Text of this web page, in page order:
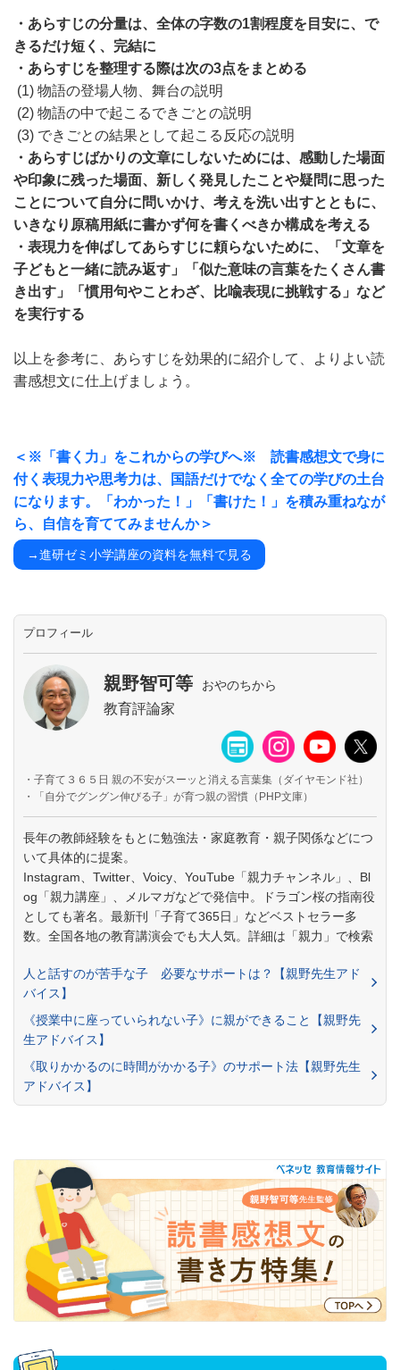
・あらすじの分量は、全体の字数の1割程度を目安に、で
きるだけ短く、完結に
・あらすじを整理する際は次の3点をまとめる
(1) 物語の登場人物、舞台の説明
(2) 物語の中で起こるできごとの説明
(3) できごとの結果として起こる反応の説明
・あらすじばかりの文章にしないためには、感動した場面
や印象に残った場面、新しく発見したことや疑問に思った
ことについて自分に問いかけ、考えを洗い出すとともに、
いきなり原稿用紙に書かず何を書くべきか構成を考える
・表現力を伸ばしてあらすじに頼らないために、「文章を
子どもと一緒に読み返す」「似た意味の言葉をたくさん書
き出す」「慣用句やことわざ、比喩表現に挑戦する」など
を実行する
以上を参考に、あらすじを効果的に紹介して、よりよい読
書感想文に仕上げましょう。
＜※「書く力」をこれからの学びへ※ 読書感想文で身に
付く表現力や思考力は、国語だけでなく全ての学びの土台
になります。「わかった！」「書けた！」を積み重ねなが
ら、自信を育ててみませんか＞
→進研ゼミ小学講座の資料を無料で見る
プロフィール
親野智可等 おやのちから
教育評論家
・子育て３６５日 親の不安がスーッと消える言葉集（ダイヤモンド社）
・「自分でグングン伸びる子」が育つ親の習慣（PHP文庫）
長年の教師経験をもとに勉強法・家庭教育・親子関係などにつ
いて具体的に提案。
Instagram、Twitter、Voicy、YouTube「親力チャンネル」、Bl
og「親力講座」、メルマガなどで発信中。ドラゴン桜の指南役
としても著名。最新刊「子育て365日」などベストセラー多
数。全国各地の教育講演会でも大人気。詳細は「親力」で検索
人と話すのが苦手な子 必要なサポートは？【親野先生アド
バイス】
《授業中に座っていられない子》に親ができること【親野先
生アドバイス】
《取りかかるのに時間がかかる子》のサポート法【親野先生
アドバイス】